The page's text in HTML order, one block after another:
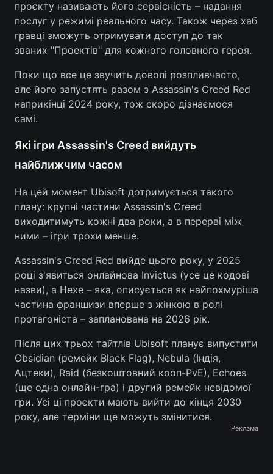
проєкту називають його сервісність – надання
послуг у режимі реального часу. Також через хаб
гравці зможуть отримувати доступ до так
званих "Проектів" для кожного головного героя.
Поки що все це звучить доволі розпливчасто,
але його запустять разом з Assassin's Creed Red
наприкінці 2024 року, тож скоро дізнаємося
самі.
Які ігри Assassin's Creed вийдуть
найближчим часом
На цей момент Ubisoft дотримується такого
плану: крупні частини Assassin's Creed
виходитимуть кожні два роки, а в перерві між
ними – ігри трохи менше.
Assassin's Creed Red вийде цього року, у 2025
році з'явиться онлайнова Invictus (усе це кодові
назви), а Hexe – яка, описується як найпохмуріша
частина франшизи вперше з жінкою в ролі
протагоніста – запланована на 2026 рік.
Після цих трьох тайтлів Ubisoft планує випустити
Obsidian (ремейк Black Flag), Nebula (Індія,
Ацтеки), Raid (безкоштовний кооп-PvE), Echoes
(ще одна онлайн-гра) і другий ремейк невідомої
гри. Усі ці проєкти мають вийти до кінця 2030
року, але терміни ще можуть змінитися.
Реклама